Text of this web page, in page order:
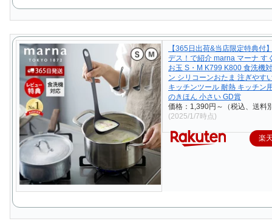
【365日出荷&当店限定特典付
デス！で紹介 marna マーナ す
お玉 S・M K799 K800 食洗機
ン シリコーンおたま 注ぎやす
キッチンツール 耐熱 キッチン
のきほん 小さい GD賞
価格：1,390円～（税込、送料
(2025/1/7時点)
楽